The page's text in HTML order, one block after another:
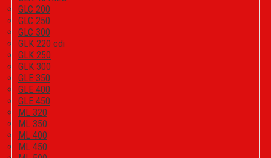
GLC 200
GLC 250
GLC 300
GLK 220 cdi
GLK 250
GLK 300
GLE 350
GLE 400
GLE 450
ML 320
ML 350
ML 400
ML 450